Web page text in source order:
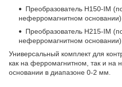
Преобразователь Н150-IM
неферромагнитном основании)
Преобразователь Н215-IM
неферромагнитном основании)
Универсальный комплект для
как на ферромагнитном, так и на
основании в диапазоне 0-2 мм.